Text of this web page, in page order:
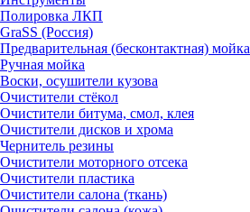
Полировка ЛКП
GraSS (Россия)
Предварительная (бесконтактная) мойка
Ручная мойка
Воски, осушители кузова
Очистители стёкол
Очистители битума, смол, клея
Очистители дисков и хрома
Чернитель резины
Очистители моторного отсека
Очистители пластика
Очистители салона (ткань)